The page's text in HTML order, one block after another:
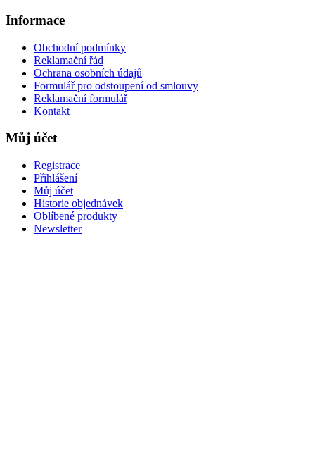
Informace
Obchodní podmínky
Reklamační řád
Ochrana osobních údajů
Formulář pro odstoupení od smlouvy
Reklamační formulář
Kontakt
Můj účet
Registrace
Přihlášení
Můj účet
Historie objednávek
Oblíbené produkty
Newsletter